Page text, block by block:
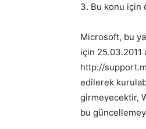
3. Bu konu için
Microsoft, bu
için 25.03.2011
http://
edilerek
girmeyecektir,
bu